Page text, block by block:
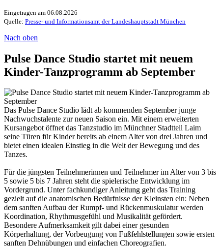
Eingetragen am 06.08.2026
Quelle: Presse- und Informationsamt der Landeshauptstadt München
Nach oben
Pulse Dance Studio startet mit neuem
Kinder-Tanzprogramm ab September
Das Pulse Dance Studio lädt ab kommenden September junge
Nachwuchstalente zur neuen Saison ein. Mit einem erweiterten
Kursangebot öffnet das Tanzstudio im Münchner Stadtteil Laim
seine Türen für Kinder bereits ab einem Alter von drei Jahren und
bietet einen idealen Einstieg in die Welt der Bewegung und des
Tanzes.
Für die jüngsten Teilnehmerinnen und Teilnehmer im Alter von 3 bis
5 sowie 5 bis 7 Jahren steht die spielerische Entwicklung im
Vordergrund. Unter fachkundiger Anleitung geht das Training
gezielt auf die anatomischen Bedürfnisse der Kleinsten ein: Neben
dem sanften Aufbau der Rumpf- und Rückenmuskulatur werden
Koordination, Rhythmusgefühl und Musikalität gefördert.
Besondere Aufmerksamkeit gilt dabei einer gesunden
Körperhaltung, der Vorbeugung von Fußfehlstellungen sowie ersten
sanften Dehnübungen und einfachen Choreografien.